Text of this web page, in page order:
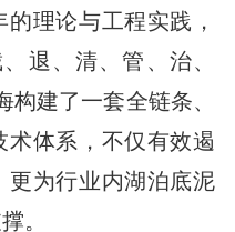
理论与工程实践，
退、清、管、治、
建了一套全链条、
体系，不仅有效遏
更为行业内湖泊底泥
。